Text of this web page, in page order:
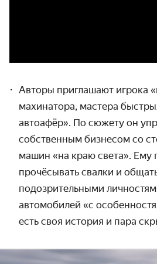
Авторы приглашают игрока
махинатора, мастера
автоафёр». По сюжету он
собственным бизнесом со
машин «на краю света». Ему
прочёсывать свалки и
подозрительными
автомобилей «с
есть своя история и пара